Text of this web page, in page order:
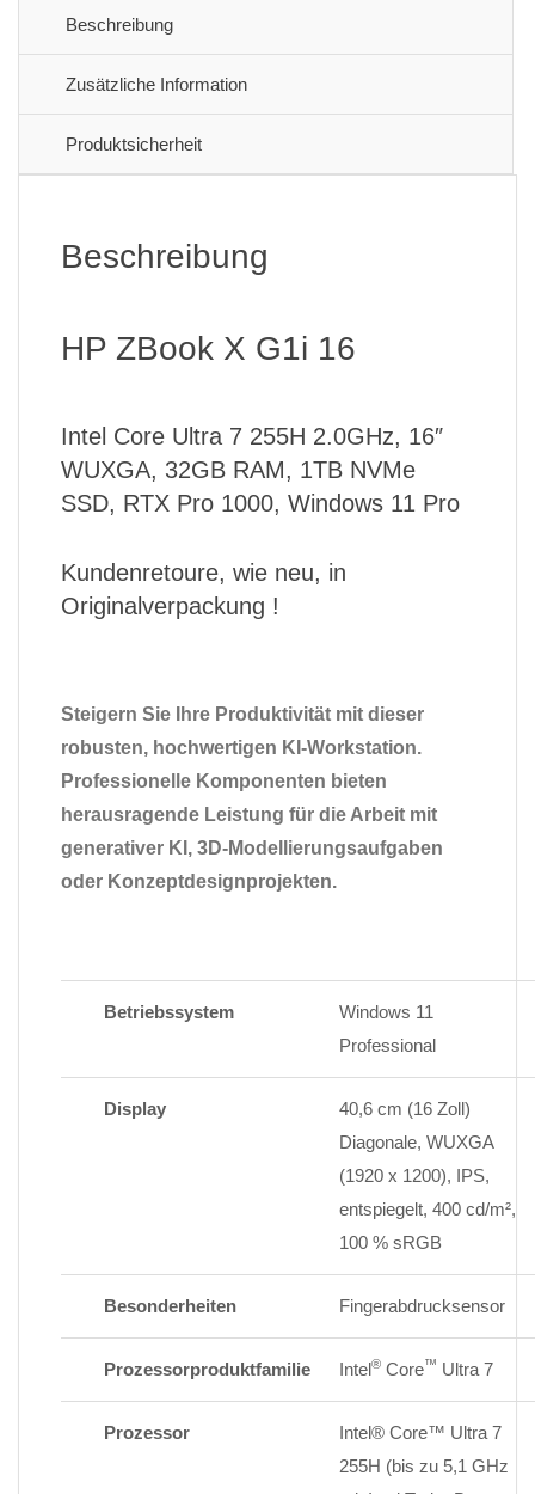
Beschreibung
Zusätzliche Information
Produktsicherheit
Beschreibung
HP ZBook X G1i 16
Intel Core Ultra 7 255H 2.0GHz, 16″
WUXGA, 32GB RAM, 1TB NVMe
SSD, RTX Pro 1000, Windows 11 Pro
Kundenretoure, wie neu, in
Originalverpackung !
Steigern Sie Ihre Produktivität mit dieser
robusten, hochwertigen KI-Workstation.
Professionelle Komponenten bieten
herausragende Leistung für die Arbeit mit
generativer KI, 3D-Modellierungsaufgaben
oder Konzeptdesignprojekten.
Betriebssystem
Windows 11
Professional
Display
40,6 cm (16 Zoll)
Diagonale, WUXGA
(1920 x 1200), IPS,
entspiegelt, 400 cd/m²,
100 % sRGB
Besonderheiten Fingerabdrucksensor
Prozessorproduktfamilie Intel® Core™ Ultra 7
Prozessor
Intel® Core™ Ultra 7
255H (bis zu 5,1 GHz